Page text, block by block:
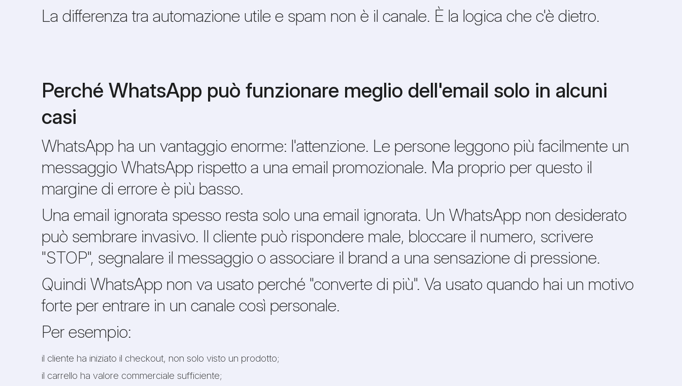
La differenza tra automazione utile e spam non è il canale. È la logica che c'è dietro.
Perché WhatsApp può funzionare meglio dell'email solo in alcuni
casi
WhatsApp ha un vantaggio enorme: l'attenzione. Le persone leggono più facilmente un
messaggio WhatsApp rispetto a una email promozionale. Ma proprio per questo il
margine di errore è più basso.
Una email ignorata spesso resta solo una email ignorata. Un WhatsApp non desiderato
può sembrare invasivo. Il cliente può rispondere male, bloccare il numero, scrivere
"STOP", segnalare il messaggio o associare il brand a una sensazione di pressione.
Quindi WhatsApp non va usato perché "converte di più". Va usato quando hai un motivo
forte per entrare in un canale così personale.
Per esempio:
il cliente ha iniziato il checkout, non solo visto un prodotto;
il carrello ha valore commerciale sufficiente;